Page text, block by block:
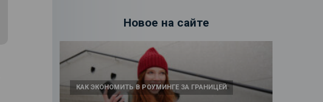
Новое на сайте
КАК ЭКОНОМИТЬ В РОУМИНГЕ ЗА ГРАНИЦЕЙ